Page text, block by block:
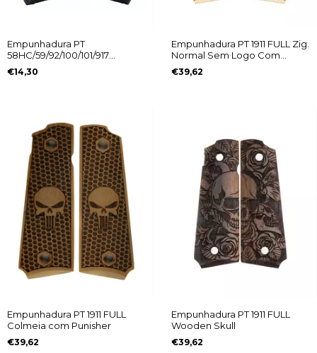
Empunhadura PT
58HC/59/92/100/101/917
Perolizada
€14,30
Empunhadura PT 1911 FULL Zig.
Normal Sem Logo Com
Diamantes
€39,62
Empunhadura PT 1911 FULL
Colmeia com Punisher
€39,62
Empunhadura PT 1911 FULL
Wooden Skull
€39,62